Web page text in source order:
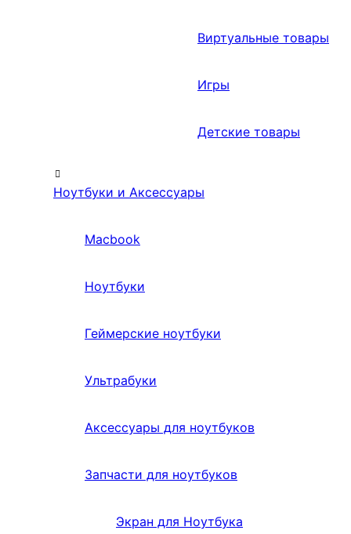
Виртуальные товары
Игры
Детские товары
Ноутбуки и Аксессуары
Macbook
Ноутбуки
Геймерские ноутбуки
Ультрабуки
Аксессуары для ноутбуков
Запчасти для ноутбуков
Экран для Ноутбука